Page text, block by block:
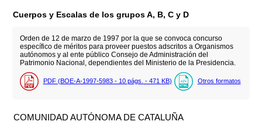
Cuerpos y Escalas de los grupos A, B, C y D
Orden de 12 de marzo de 1997 por la que se convoca concurso
específico de méritos para proveer puestos adscritos a Organismos
autónomos y al ente público Consejo de Administración del
Patrimonio Nacional, dependientes del Ministerio de la Presidencia.
PDF (BOE-A-1997-5983 - 10 págs. - 471 KB) Otros formatos
COMUNIDAD AUTÓNOMA DE CATALUÑA